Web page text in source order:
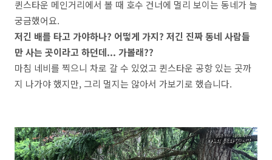
퀸스타운 메인거리에서 볼 때 호수 건너에 멀리 보이는 동네가 늘
궁금했어요.
저긴 배를 타고 가야하나? 어떻게 가지? 저긴 진짜 동네 사람들
만 사는 곳이라고 하던데... 가볼래??
마침 네비를 찍으니 차로 갈 수 있었고 퀸스타운 공항 있는 곳까
지 나가야 했지만, 그리 멀지는 않아서 가보기로 했습니다.